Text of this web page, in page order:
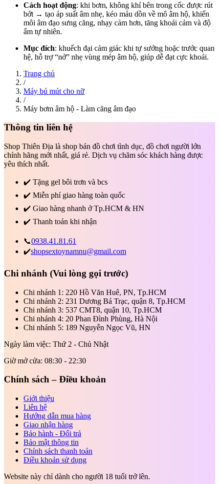
Cách hoạt động: khi bơm, không khí bên trong cốc được rút
bớt → tạo áp suất âm nhẹ, kéo máu dồn về mô âm hộ, khiến
môi âm đạo sưng căng, nhạy cảm hơn, tăng khoái cảm và độ
ẩm tự nhiên.
Mục đích: khuếch đại cảm giác khi tự sướng hoặc trước quan
hệ, hỗ trợ “nở” nhẹ vùng mép âm hộ, giúp dễ đạt cực khoái.
Trang chủ
/
Máy bú mút cho nữ
/
Máy bơm âm hộ - Làm căng âm đạo
Thông tin liên hệ
Shop Thiên Địa là shop bán đồ chơi tình dục, đồ chơi người lớn
chính hãng mới nhất, giá rẻ. Dịch vụ chăm sóc khách hàng được
yêu thích nhất.
✔️ Tặng gel bôi trơn và bcs
✔️ Miễn phí giao hàng toàn quốc
✔️ Giao hàng nhanh ở Tp.HCM & HN
✔️ Thanh toán khi nhận
📞0938.41.81.61
✔️shopsextoynamnu@gmail.com
Chi nhánh (Vui lòng gọi trước)
Chi nhánh 1: 220 Hồ Văn Huê, PN, Tp.HCM
Chi nhánh 2: 231 Dương Bá Trạc, quận 8, Tp.HCM
Chi nhánh 3: 537 CMT8, quận 10, Tp.HCM
Chi nhánh 4: 20 Phan Đình Phùng, Hà Nội
Chi nhánh 5: 189 Nguyễn Ngọc Vũ, HN
Ngày làm việc: Thứ 2 - Chủ Nhật
Giờ mở cửa: 08:30 - 22:30
Chính sách – Điều khoản
Giới thiệu
Liên hệ
Hướng dẫn mua hàng
Giao nhận hàng
Bảo hành - Đổi trả
Bảo mật thông tin
Chính sách thanh toán
Điều khoản sử dụng
Website này chỉ dành cho người 18 tuổi trở lên.